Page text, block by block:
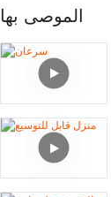
الموصى بها